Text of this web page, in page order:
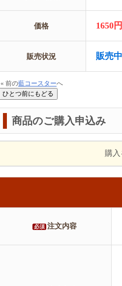
価格 1650円
販売状況 販売中
« 前の藍コースターへ
商品のご購入申込み
購
必須 注文内容